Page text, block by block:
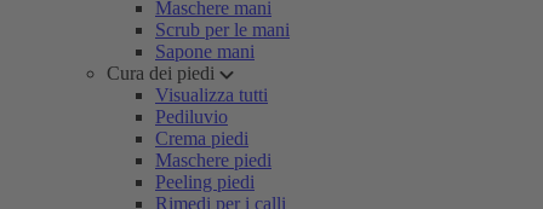
Maschere mani
Scrub per le mani
Sapone mani
Cura dei piedi
Visualizza tutti
Pediluvio
Crema piedi
Maschere piedi
Peeling piedi
Rimedi per i calli